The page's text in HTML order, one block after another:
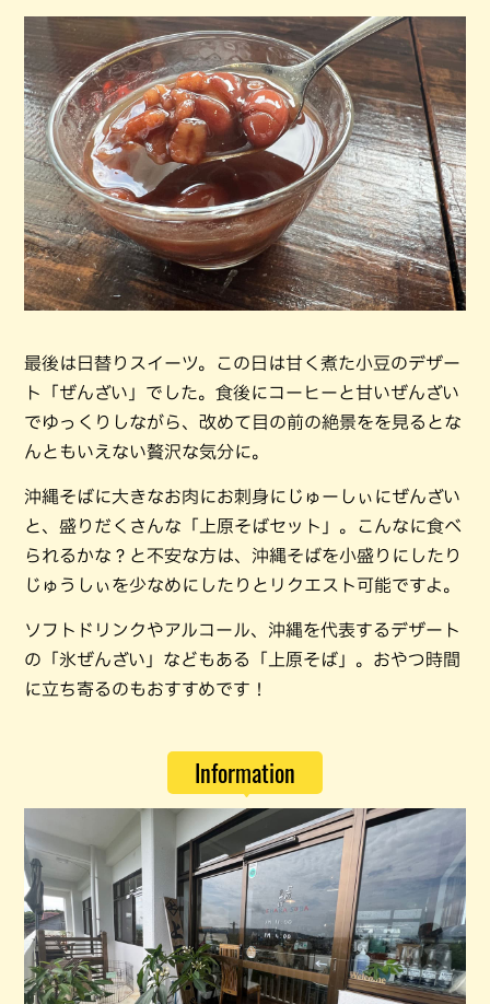
最後は日替りスイーツ。この日は甘く煮た小豆のデザー
ト「ぜんざい」でした。食後にコーヒーと甘いぜんざい
でゆっくりしながら、改めて目の前の絶景をを見るとな
んともいえない贅沢な気分に。
沖縄そばに大きなお肉にお刺身にじゅーしぃにぜんざい
と、盛りだくさんな「上原そばセット」。こんなに食べ
られるかな？と不安な方は、沖縄そばを小盛りにしたり
じゅうしぃを少なめにしたりとリクエスト可能ですよ。
ソフトドリンクやアルコール、沖縄を代表するデザート
の「氷ぜんざい」などもある「上原そば」。おやつ時間
に立ち寄るのもおすすめです！
Information